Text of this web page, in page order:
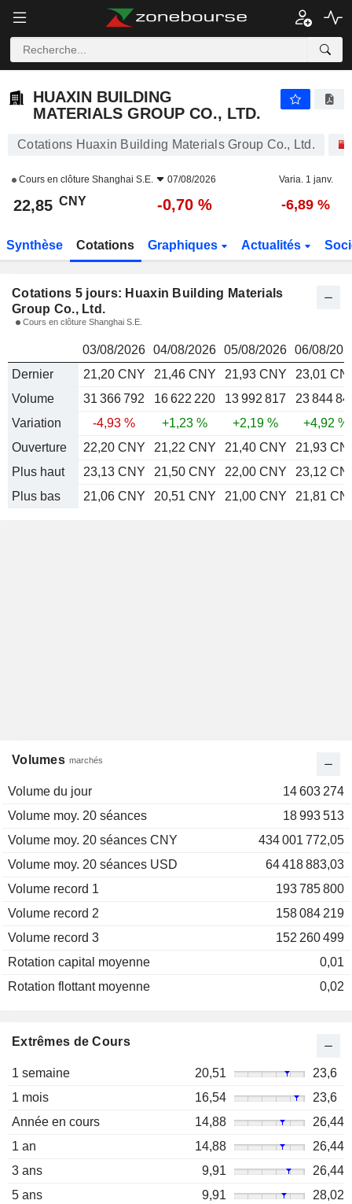
22,85
HUAXIN BUILDING
MATERIALS GROUP CO., LTD.
Cotations Huaxin Building Materials Group Co., Ltd.
Cours en clôture Shanghai S.E. 07/08/2026 Varia. 1 janv.
22,85 CNY -0,70 % -6,89 %
Synthèse Cotations Graphiques Actualités
Cotations 5 jours: Huaxin Building Materials
Group Co., Ltd.
Cours en clôture Shanghai S.E.
03/08/2026 04/08/2026 05/08/2026 06/08/
Dernier
21,20 CNY 21,46 CNY 21,93 CNY
23,01
Volume
31 366 792 16 622 220 13 992 817
23 844
Variation
-4,93 % +1,23 % +2,19 %
+4,92 %
Ouverture
22,20 CNY 21,22 CNY 21,40 CNY
21,93
Plus haut
23,13 CNY 21,50 CNY 22,00 CNY
23,12
Plus bas
21,06 CNY 20,51 CNY 21,00 CNY 21,81
Volumes marchés
Volume du jour
14 603 274
Volume moy. 20 séances
18 993 513
Volume moy. 20 séances CNY
434 001 772,05
Volume moy. 20 séances USD
64 418 883,03
Volume record 1
193 785 800
Volume record 2
158 084 219
Volume record 3
152 260 499
Rotation capital moyenne
0,01
Rotation flottant moyenne
0,02
Extrêmes de Cours
1 semaine 20,51
23,6
1 mois
16,54
23,6
Année en cours
14,88
26,44
1 an
14,88
26,44
3 ans
9,91
26,44
5 ans
9,91
28,02